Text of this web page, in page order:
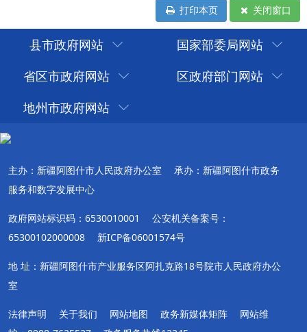
打印本页 关闭窗口
县市政府网站
国家部委局网站
省区市政府网站
区政府部门网站
地州市政府网站
主办：新疆阿图什市人民政府办公室
承办：新疆阿图什市政务
服务和数字发展中心
政府网站标识码：6530010001
公安机关备案号：
65300102000008
新ICP备06001574号
地 址：新疆阿图什市产业服务区阿扎克路18号院市人民政府办公
室
法律声明 关于我们 网站地图 政务新媒体矩阵
网站维